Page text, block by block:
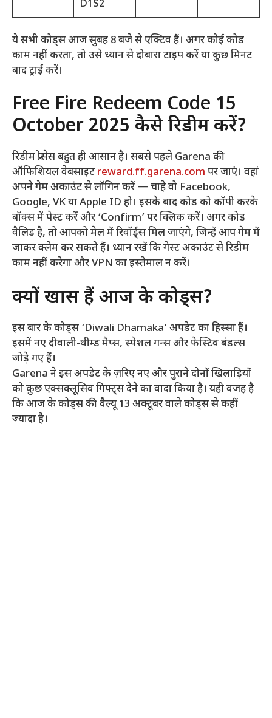
D1S2
ये सभी कोड्स आज सुबह 8 बजे से एक्टिव हैं। अगर कोई कोड
काम नहीं करता, तो उसे ध्यान से दोबारा टाइप करें या कुछ मिनट
बाद ट्राई करें।
Free Fire Redeem Code 15
October 2025 कैसे रिडीम करें?
रिडीम प्रोसेस बहुत ही आसान है। सबसे पहले Garena की
ऑफिशियल वेबसाइट reward.ff.garena.com पर जाएं। वहां
अपने गेम अकाउंट से लॉगिन करें — चाहे वो Facebook,
Google, VK या Apple ID हो। इसके बाद कोड को कॉपी करके
बॉक्स में पेस्ट करें और ‘Confirm’ पर क्लिक करें। अगर कोड
वैलिड है, तो आपको मेल में रिवॉर्ड्स मिल जाएंगे, जिन्हें आप गेम में
जाकर क्लेम कर सकते हैं। ध्यान रखें कि गेस्ट अकाउंट से रिडीम
काम नहीं करेगा और VPN का इस्तेमाल न करें।
क्यों खास हैं आज के कोड्स?
इस बार के कोड्स ‘Diwali Dhamaka’ अपडेट का हिस्सा हैं।
इसमें नए दीवाली-थीम्ड मैप्स, स्पेशल गन्स और फेस्टिव बंडल्स
जोड़े गए हैं।
Garena ने इस अपडेट के ज़रिए नए और पुराने दोनों खिलाड़ियों
को कुछ एक्सक्लूसिव गिफ्ट्स देने का वादा किया है। यही वजह है
कि आज के कोड्स की वैल्यू 13 अक्टूबर वाले कोड्स से कहीं
ज्यादा है।